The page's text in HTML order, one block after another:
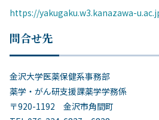
https://yakugaku.w3.kanazawa-
問合せ先
金沢大学医薬保健系事務部
薬学・がん研支援課薬学学務係
〒920-1192 金沢市角間町